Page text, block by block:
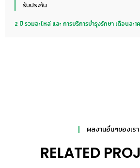
รับประกัน
2 ปี รวมอะไหล่ และ การบริการบำรุงรักษา เดือนละ1
ผลงานอื่นๆของเรา
RELATED